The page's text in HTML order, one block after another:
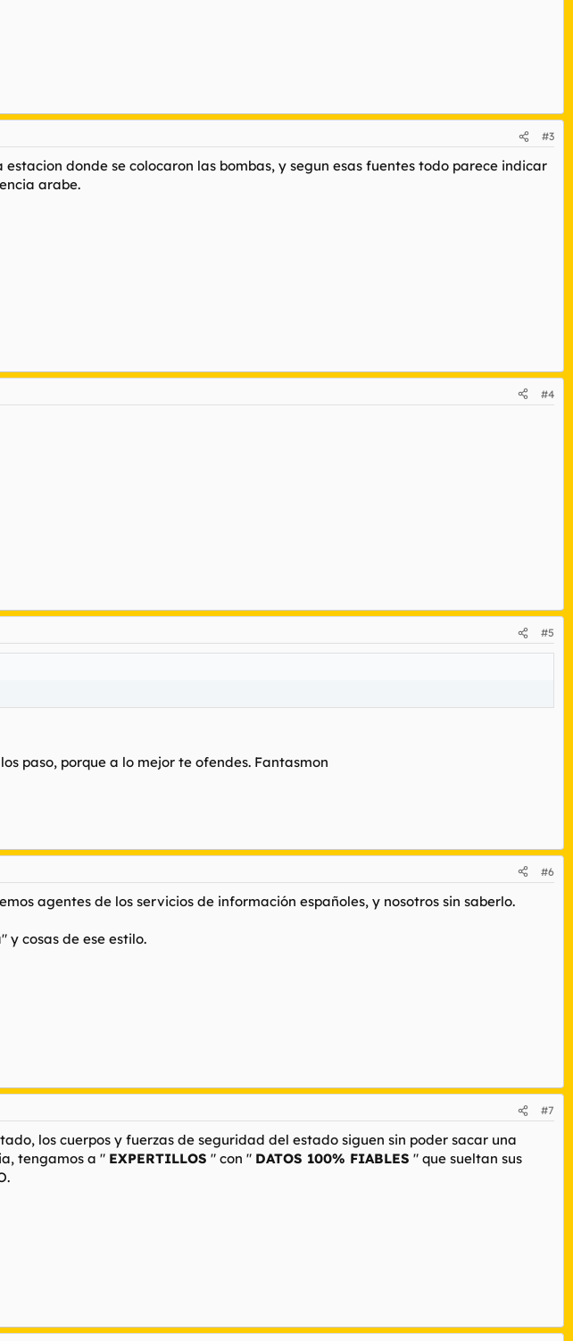
#3
donde se colocaron las bombas, y segun esas fuentes todo parece indicar
arabe.
#4
#5
paso, porque a lo mejor te ofendes. Fantasmon
#6
agentes de los servicios de información españoles, y nosotros sin saberlo.
y cosas de ese estilo.
#7
los cuerpos y fuerzas de seguridad del estado siguen sin poder sacar una
tengamos a " EXPERTILLOS " con " DATOS 100% FIABLES " que sueltan sus